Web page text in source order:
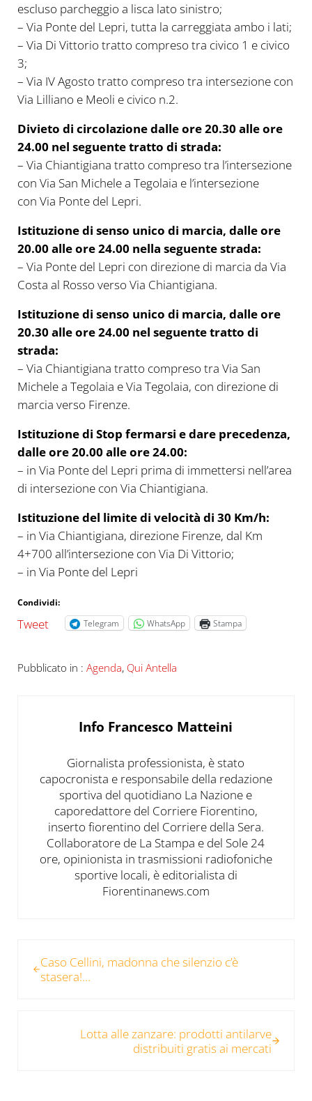
escluso parcheggio a lisca lato sinistro;
– Via Ponte del Lepri, tutta la carreggiata ambo i lati;
– Via Di Vittorio tratto compreso tra civico 1 e civico
3;
– Via IV Agosto tratto compreso tra intersezione con
Via Lilliano e Meoli e civico n.2.
Divieto di circolazione dalle ore 20.30 alle ore
24.00 nel seguente tratto di strada:
– Via Chiantigiana tratto compreso tra l’intersezione
con Via San Michele a Tegolaia e l’intersezione
con Via Ponte del Lepri.
Istituzione di senso unico di marcia, dalle ore
20.00 alle ore 24.00 nella seguente strada:
– Via Ponte del Lepri con direzione di marcia da Via
Costa al Rosso verso Via Chiantigiana.
Istituzione di senso unico di marcia, dalle ore
20.30 alle ore 24.00 nel seguente tratto di
strada:
– Via Chiantigiana tratto compreso tra Via San
Michele a Tegolaia e Via Tegolaia, con direzione di
marcia verso Firenze.
Istituzione di Stop fermarsi e dare precedenza,
dalle ore 20.00 alle ore 24.00:
– in Via Ponte del Lepri prima di immettersi nell’area
di intersezione con Via Chiantigiana.
Istituzione del limite di velocità di 30 Km/h:
– in Via Chiantigiana, direzione Firenze, dal Km
4+700 all’intersezione con Via Di Vittorio;
– in Via Ponte del Lepri
Condividi:
Tweet Telegram WhatsApp Stampa
Pubblicato in : Agenda, Qui Antella
Info Francesco Matteini
Giornalista professionista, è stato
capocronista e responsabile della redazione
sportiva del quotidiano La Nazione e
caporedattore del Corriere Fiorentino,
inserto fiorentino del Corriere della Sera.
Collaboratore de La Stampa e del Sole 24
ore, opinionista in trasmissioni radiofoniche
sportive locali, è editorialista di
Fiorentinanews.com
Caso Cellini, madonna che silenzio c’è
stasera!…
Lotta alle zanzare: prodotti antilarve
distribuiti gratis ai mercati